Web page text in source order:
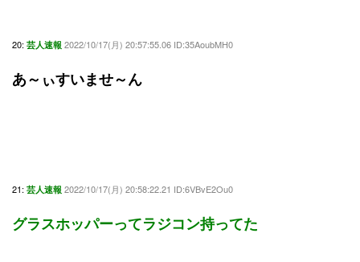
20: 芸人速報 2022/10/17(月) 20:57:55.06 ID:35AoubMH0
あ～ぃすいませ～ん
21: 芸人速報 2022/10/17(月) 20:58:22.21 ID:6VBvE2Ou0
グラスホッパーってラジコン持ってた